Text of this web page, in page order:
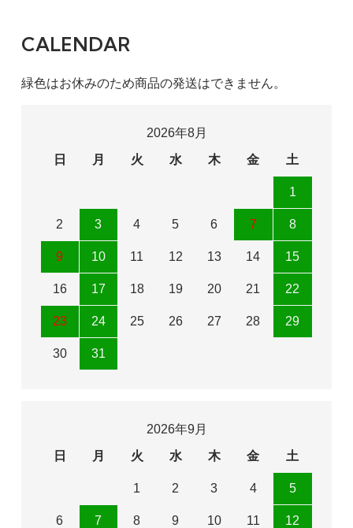
CALENDAR
緑色はお休みのため商品の発送はできません。
2026年8月
日
月 火 水 木 金 土
1
2 3 4 5 6 7 8
9 10 11 12 13 14 15
16 17 18 19 20 21 22
23 24 25 26 27 28 29
30 31
2026年9月
日
月 火 水 木 金 土
1 2 3 4 5
6 7 8 9 10 11 12